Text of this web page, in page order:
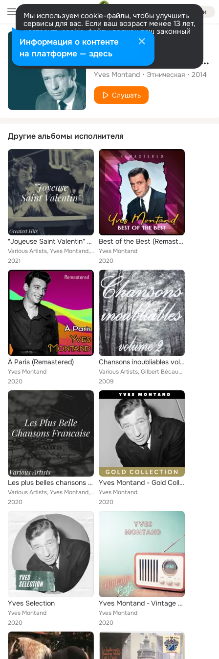
Войти
Мы используем cookie-файлы, чтобы улучшить
сервисы для вас. Если ваш возраст менее 13 лет,
настроить cookie-файлы должен ваш законный
представитель. Больше информации
Разрешить все Настроить
Сингл
Moissons (La terre est basse)
Yves Montand Этническая 2014
Слушать
Другие альбомы исполнителя
"Joyeuse Saint Valentin" - Greatest Hits
Various Artists, Yves Montand, FRANCOISE HARDY, Lucienne Boyer, Charles Trenet
2021
Best of the Best (Remastered)
Yves Montand
2020
À Paris (Remastered)
Yves Montand
2020
Chansons inoubliables volume 2
Various Artists, Gilbert Bécaud, Jean Constantin, Jacques Brel, Dario Moreno, Léo Ferré, Annie Cordy, Francis Lemarque, Catherin...
2009
Les plus belles chansons francaise Sings - Various Artists
Various Artists, Yves Montand, Charles Trenet, Mouloudji, Bourvil
2020
Yves Montand - Gold Collection
Yves Montand
2020
Yves Selection
Yves Montand
2020
Yves Montand - Vintage Cafè
Yves Montand
2020
Информация о контенте
на платформе — здесь